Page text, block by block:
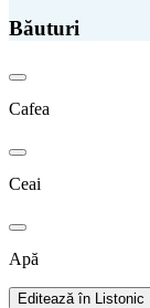
Băuturi
Cafea
Ceai
Apă
Editează în Listonic